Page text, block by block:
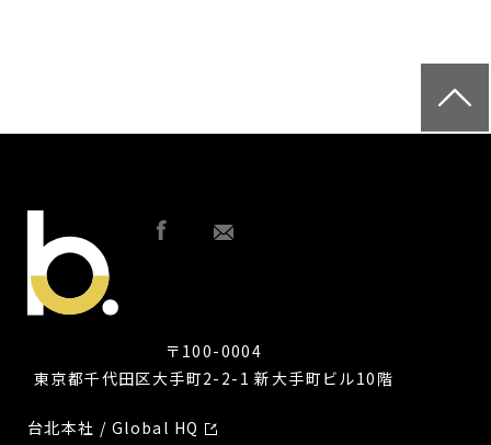
〒100-0004
東京都千代田区大手町2-2-1 新大手町ビル10階
台北本社 / Global HQ